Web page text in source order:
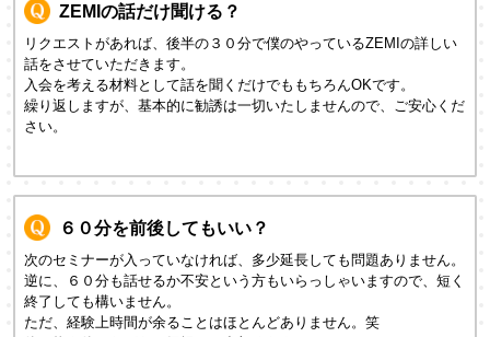
ZEMIの話だけ聞ける？
リクエストがあれば、後半の３０分で僕のやっているZEMIの詳しい
話をさせていただきます。
入会を考える材料として話を聞くだけでももちろんOKです。
繰り返しますが、基本的に勧誘は一切いたしませんので、ご安心くだ
さい。
６０分を前後してもいい？
次のセミナーが入っていなければ、多少延長しても問題ありません。
逆に、６０分も話せるか不安という方もいらっしゃいますので、短く
終了しても構いません。
ただ、経験上時間が余ることはほとんどありません。笑